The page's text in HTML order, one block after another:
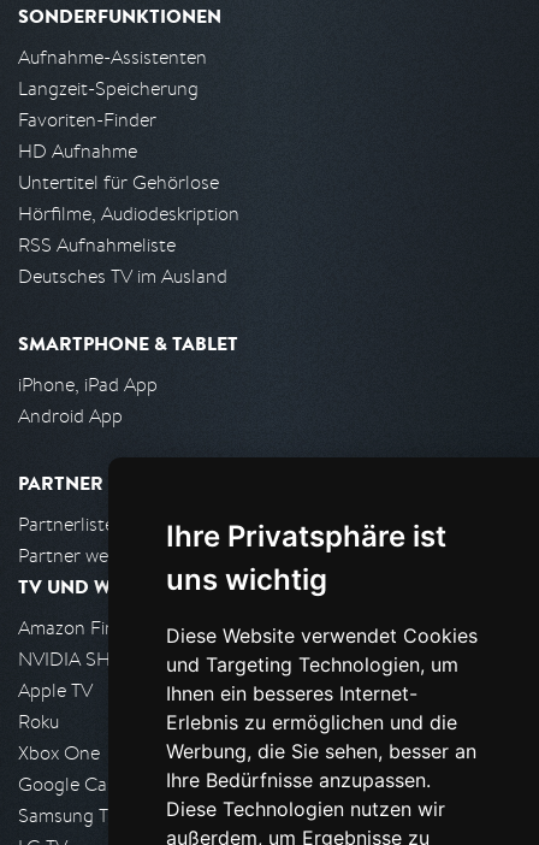
Ihre Privatsphäre ist
uns wichtig
Diese Website verwendet Cookies
und Targeting Technologien, um
Ihnen ein besseres Internet-
Erlebnis zu ermöglichen und die
Werbung, die Sie sehen, besser an
Ihre Bedürfnisse anzupassen.
Diese Technologien nutzen wir
außerdem, um Ergebnisse zu
SONDERFUNKTIONEN
Aufnahme-Assistenten
Langzeit-Speicherung
Favoriten-Finder
HD Aufnahme
Untertitel für Gehörlose
Hörfilme, Audiodeskription
RSS Aufnahmeliste
Deutsches TV im Ausland
SMARTPHONE & TABLET
iPhone, iPad App
Android App
PARTNER
Partnerliste
Partner werden
TV UND WOHNZIMMER
Amazon FireTV
NVIDIA SHIELD, Google TV
Apple TV
Roku
Xbox One
Google Cast
Samsung TV